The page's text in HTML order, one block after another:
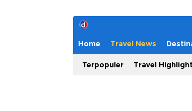
Home Travel News
Terpopuler Travel